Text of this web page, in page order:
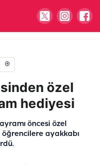
özel
hediyesi
öncesi özel
ayakkabı
Eski etiketleri